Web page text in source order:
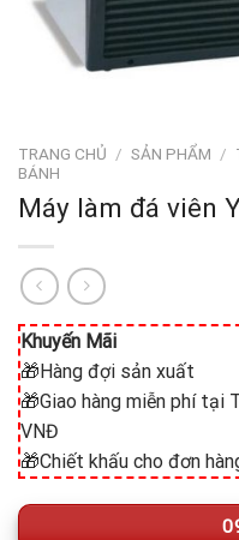
TRANG CHỦ / SẢN PHẨM /
BÁNH
Máy làm đá viên
Khuyến Mãi
🎁Hàng đợi sản xuất
🎁Giao hàng miễn phí tại
VNĐ
🎁Chiết khấu cho đơn